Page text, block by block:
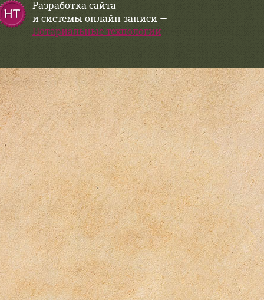
Разработка сайта
и системы онлайн записи —
Нотариальные технологии